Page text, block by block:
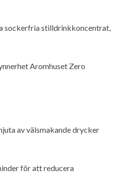
sockerfria stilldrinkkoncentrat,
Aromhuset Zero
av välsmakande drycker
för att reducera